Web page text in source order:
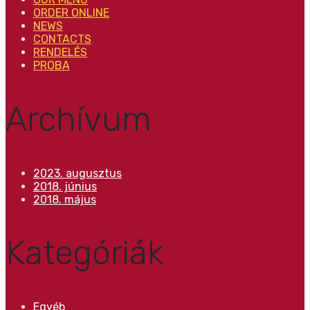
ORDER ONLINE
NEWS
CONTACTS
RENDELÉS
PROBA
Archívum
2023. augusztus
2018. június
2018. május
Kategóriák
Egyéb